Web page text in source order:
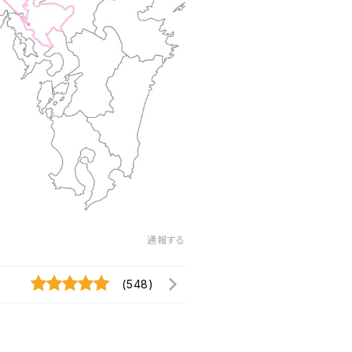
通報する
(548)